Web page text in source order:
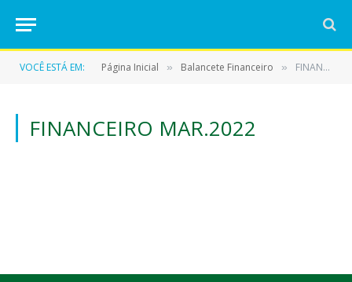
VOCÊ ESTÁ EM: Página Inicial » Balancete Financeiro » FINANCEIRO MAR.2022
FINANCEIRO MAR.2022